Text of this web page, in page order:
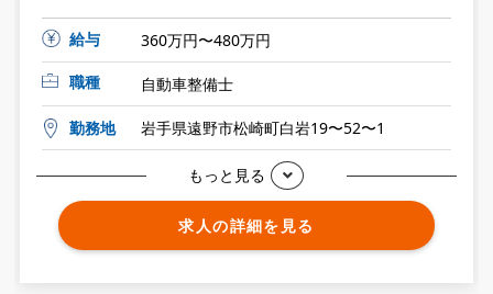
給与
360万円〜480万円
職種
自動車整備士
勤務地 岩手県遠野市松崎町白岩19〜52〜1
もっと見る
求人の詳細を見る